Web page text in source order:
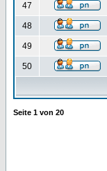
47
48
49
50
Seite 1 von 20